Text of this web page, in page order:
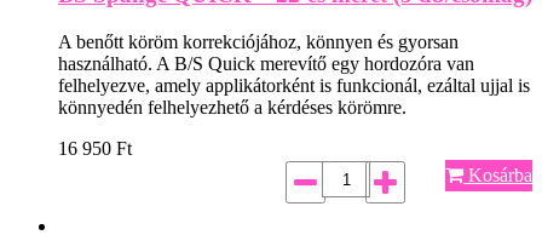
A benőtt köröm korrekciójához, könnyen és gyorsan
használható. A B/S Quick merevítő egy hordozóra van
felhelyezve, amely applikátorként is funkcionál, ezáltal ujjal is
könnyedén felhelyezhető a kérdéses körömre.
16 950 Ft
Kosárba